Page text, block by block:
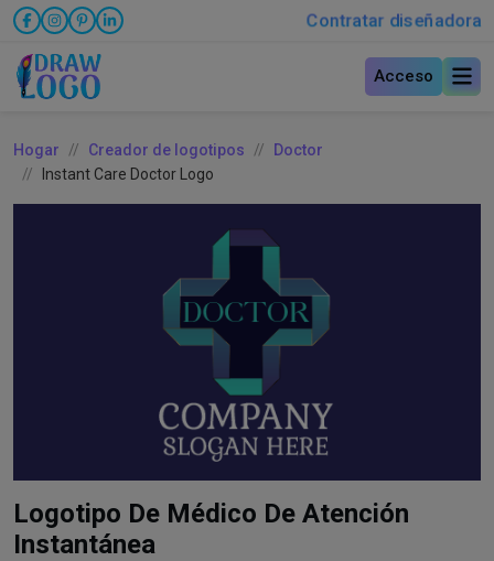
Contratar diseñadora
Acceso
Hogar Creador de logotipos
Doctor
Instant Care Doctor Logo
Logotipo De Médico De Atención
Instantánea